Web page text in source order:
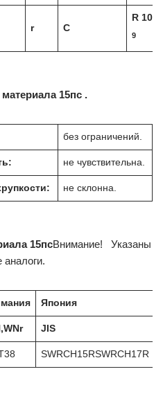
r C
R 10
9
15пс .
без ограничений.
не чувствительна.
не склонна.
15псВнимание! Указаны
Япония
JIS
SWRCH15RSWRCH17R